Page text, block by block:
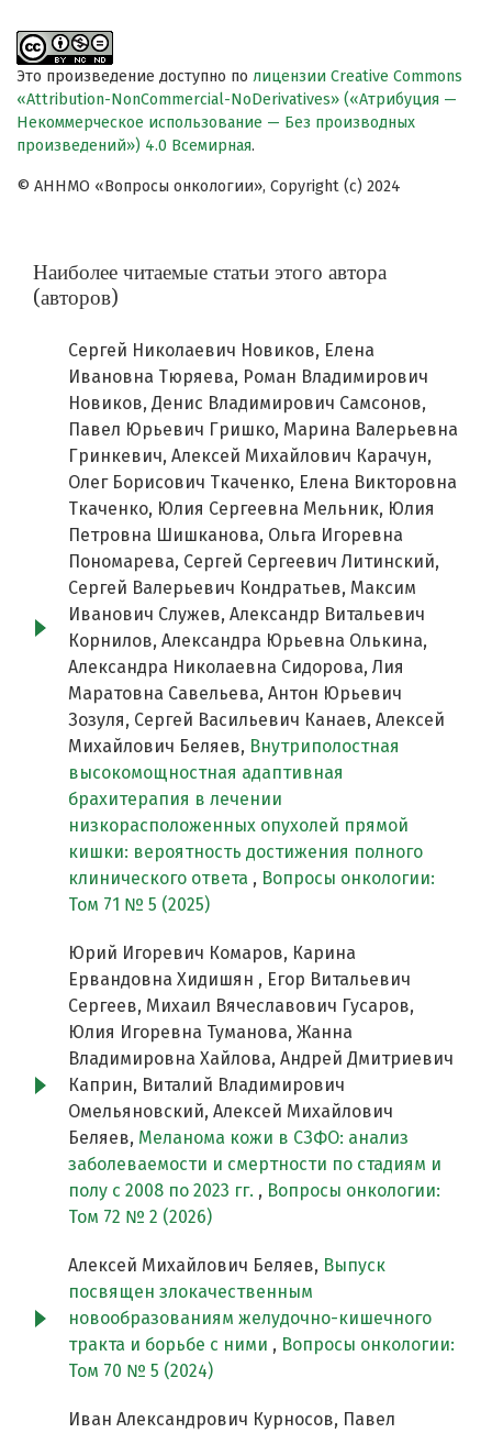
Это произведение доступно по лицензии Creative Commons
«Attribution-NonCommercial-NoDerivatives» («Атрибуция —
Некоммерческое использование — Без производных
произведений») 4.0 Всемирная.
© АННМО «Вопросы онкологии», Copyright (c) 2024
Наиболее читаемые статьи этого автора
(авторов)
Сергей Николаевич Новиков, Елена
Ивановна Тюряева, Роман Владимирович
Новиков, Денис Владимирович Самсонов,
Павел Юрьевич Гришко, Марина Валерьевна
Гринкевич, Алексей Михайлович Карачун,
Олег Борисович Ткаченко, Елена Викторовна
Ткаченко, Юлия Сергеевна Мельник, Юлия
Петровна Шишканова, Ольга Игоревна
Пономарева, Сергей Сергеевич Литинский,
Сергей Валерьевич Кондратьев, Максим
Иванович Служев, Александр Витальевич
Корнилов, Александра Юрьевна Олькина,
Александра Николаевна Сидорова, Лия
Маратовна Савельева, Антон Юрьевич
Зозуля, Сергей Васильевич Канаев, Алексей
Михайлович Беляев, Внутриполостная
высокомощностная адаптивная
брахитерапия в лечении
низкорасположенных опухолей прямой
кишки: вероятность достижения полного
клинического ответа , Вопросы онкологии:
Том 71 № 5 (2025)
Юрий Игоревич Комаров, Карина
Ервандовна Хидишян , Егор Витальевич
Сергеев, Михаил Вячеславович Гусаров,
Юлия Игоревна Туманова, Жанна
Владимировна Хайлова, Андрей Дмитриевич
Каприн, Виталий Владимирович
Омельяновский, Алексей Михайлович
Беляев, Меланома кожи в СЗФО: анализ
заболеваемости и смертности по стадиям и
полу c 2008 по 2023 гг. , Вопросы онкологии:
Том 72 № 2 (2026)
Алексей Михайлович Беляев, Выпуск
посвящен злокачественным
новообразованиям желудочно-кишечного
тракта и борьбе с ними , Вопросы онкологии:
Том 70 № 5 (2024)
Иван Александрович Курносов, Павел